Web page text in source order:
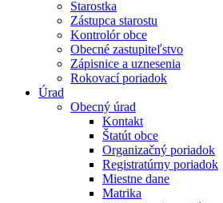
Starostka
Zástupca starostu
Kontrolór obce
Obecné zastupiteľstvo
Zápisnice a uznesenia
Rokovací poriadok
Úrad
Obecný úrad
Kontakt
Štatút obce
Organizačný poriadok
Registratúrny poriadok
Miestne dane
Matrika